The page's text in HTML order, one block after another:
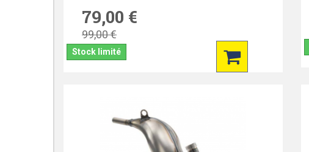
79,00 €
99,00 €
Stock limité